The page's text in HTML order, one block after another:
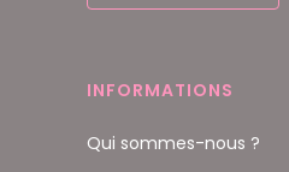
INFORMATIONS
Qui sommes-nous ?